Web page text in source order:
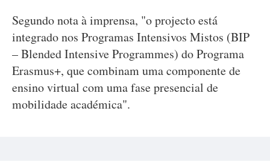
Segundo nota à imprensa, "o projecto está
integrado nos Programas Intensivos Mistos (BIP
– Blended Intensive Programmes) do Programa
Erasmus+, que combinam uma componente de
ensino virtual com uma fase presencial de
mobilidade académica".